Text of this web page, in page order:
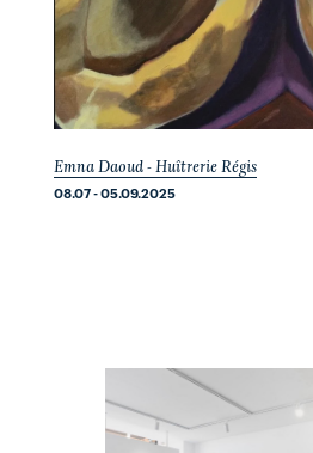
Emna Daoud - Huîtrerie Régis
08.07 - 05.09.2025